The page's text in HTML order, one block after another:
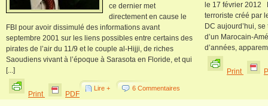
ce dernier met
directement en cause le
FBI pour avoir dissimulé des informations avant
septembre 2001 sur les liens possibles entre certains des
pirates de l’air du 11/9 et le couple al-Hijji, de riches
Saoudiens vivant à l’époque à Sarasota en Floride, et qui
[...]
Print PDF
Lire + 6 Commentaires
le 17 février 2012
terroriste créé par
DC aujourd’hui,
d’un Marocain-
d’années,
Print